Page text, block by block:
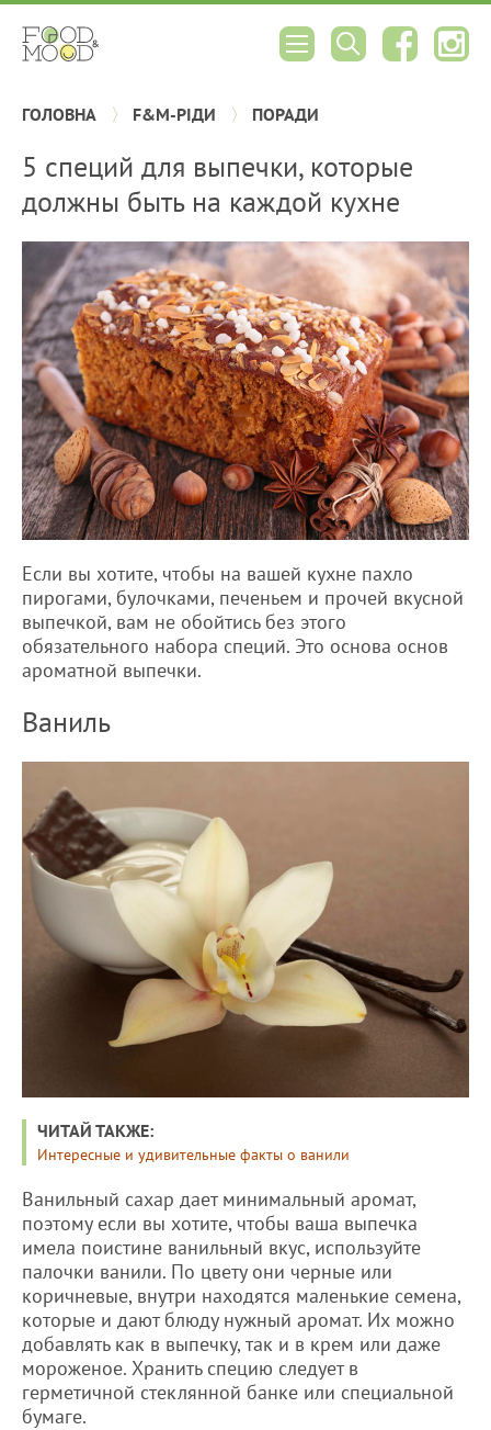
ГОЛОВНА F&M-РІДИ ПОРАДИ
5 специй для выпечки, которые
должны быть на каждой кухне
Если вы хотите, чтобы на вашей кухне пахло
пирогами, булочками, печеньем и прочей вкусной
выпечкой, вам не обойтись без этого
обязательного набора специй. Это основа основ
ароматной выпечки.
Ваниль
ЧИТАЙ ТАКЖЕ:
Интересные и удивительные факты о ванили
Ванильный сахар дает минимальный аромат,
поэтому если вы хотите, чтобы ваша выпечка
имела поистине ванильный вкус, используйте
палочки ванили. По цвету они черные или
коричневые, внутри находятся маленькие семена,
которые и дают блюду нужный аромат. Их можно
добавлять как в выпечку, так и в крем или даже
мороженое. Хранить специю следует в
герметичной стеклянной банке или специальной
бумаге.